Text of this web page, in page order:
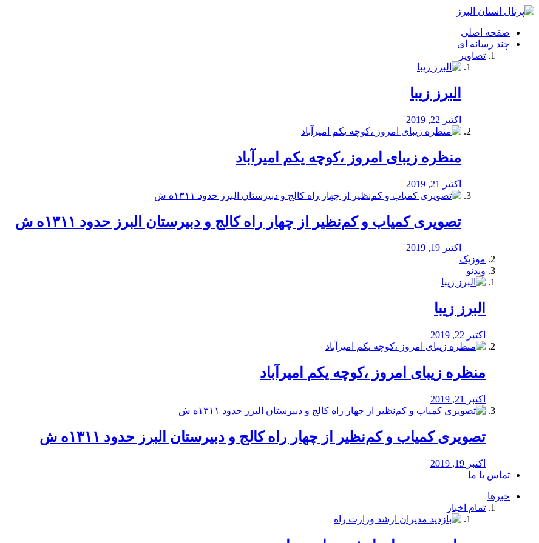
فصد
شرق
تهران
خشکشویی
صفحه اصلی
چند رسانه ای
تصاویر
البرز زیبا
اکتبر 22, 2019
منظره‌‌ زیبای امروز ،کوچه یکم امیرآباد
اکتبر 21, 2019
️تصویری کمیاب و کم‌نظیر از چهار راه كالج و دبيرستان البرز حدود ۱۳۱۱ه ش
اکتبر 19, 2019
موزیک
ویدئو
البرز زیبا
اکتبر 22, 2019
منظره‌‌ زیبای امروز ،کوچه یکم امیرآباد
اکتبر 21, 2019
️تصویری کمیاب و کم‌نظیر از چهار راه كالج و دبيرستان البرز حدود ۱۳۱۱ه ش
اکتبر 19, 2019
تماس با ما
خبرها
تمام اخبار